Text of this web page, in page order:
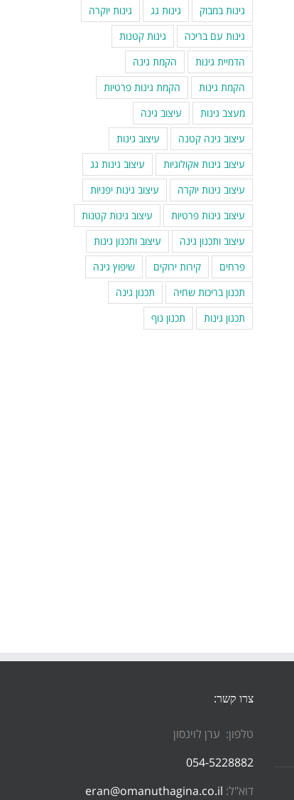
גינות במבוק
גינות גג
גינות יוקרה
גינות עם בריכה
גינות קטנות
הדמיית גינות
הקמת גינה
הקמת גינות
הקמת גינות פרטיות
מעצב גינות
עיצוב גינה
עיצוב גינה קטנה
עיצוב גינות
עיצוב גינות אקולוגיות
עיצוב גינות גג
עיצוב גינות יוקרה
עיצוב גינות יפניות
עיצוב גינות פרטיות
עיצוב גינות קטנות
עיצוב ותכנון גינה
עיצוב ותכנון גינות
פרחים
קירות ירוקים
שיפוץ גינה
תכנון בריכות שחיה
תכנון גינה
תכנון גינות
תכנון נוף
צרו קשר:
טלפון: ערן לוינסון
054-5228882
דוא"ל: eran@omanuthagina.co.il